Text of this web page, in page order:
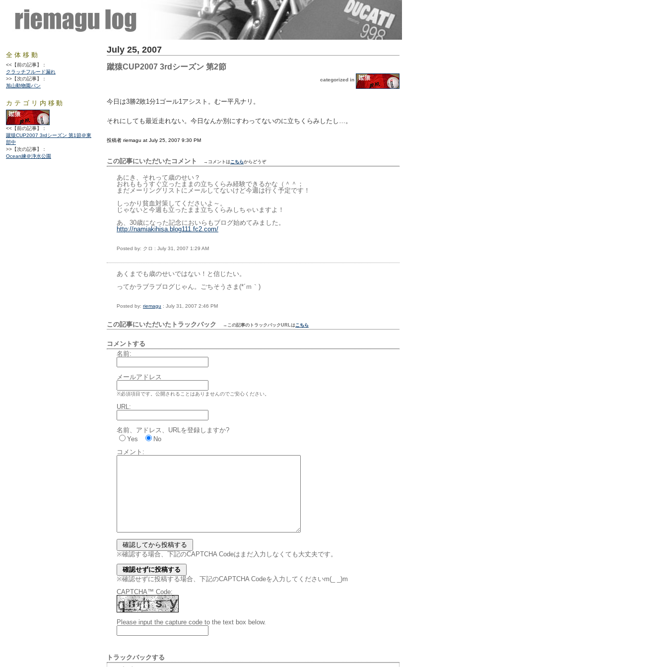
July 25, 2007
蹴猿CUP2007 3rdシーズン 第2節
categorized in
今日は3勝2敗1分1ゴール1アシスト。むー平凡ナリ。
それにしても最近走れない。今日なんか別にすわってないのに立ちくらみしたし…。
投稿者 riemagu at July 25, 2007 9:30 PM
この記事にいただいたコメント →コメントはこちらからどうぞ
あにき、それって歳のせい？
おれももうすぐ立ったままの立ちくらみ経験できるかな（＾＾；
まだメーリングリストにメールしてないけど今週は行く予定です！
しっかり貧血対策してくださいよ～。
じゃないと今週も立ったまま立ちくらみしちゃいますよ！
あ、30歳になった記念においらもブログ始めてみました。
http://namiakihisa.blog111.fc2.com/
Posted by: クロ : July 31, 2007 1:29 AM
あくまでも歳のせいではない！と信じたい。
ってかラブラブログじゃん。ごちそうさま(*´ｍ｀)
Posted by: riemagu : July 31, 2007 2:46 PM
この記事にいただいたトラックバック →この記事のトラックバックURLはこちら
コメントする
名前:
メールアドレス
※必須項目です。公開されることはありませんのでご安心ください。
URL:
名前、アドレス、URLを登録しますか?
Yes
No
コメント:
※確認する場合、下記のCAPTCHA Codeはまだ入力しなくても大丈夫です。
※確認せずに投稿する場合、下記のCAPTCHA Codeを入力してくださいm(_ _)m
CAPTCHA™ Code:
Please input the capture code to the text box below.
トラックバックする
全体移動
<<【前の記事】：
クラッチフルード漏れ
>>【次の記事】：
旭山動物園パン
カテゴリ内移動
<<【前の記事】：
蹴猿CUP2007 3rdシーズン 第1節＠東
部中
>>【次の記事】：
Ocean練＠浄水公園